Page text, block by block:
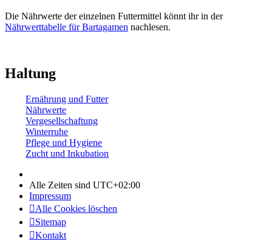
Die Nährwerte der einzelnen Futtermittel könnt ihr in der
Nährwerttabelle für Bartagamen nachlesen.
Haltung
Ernährung und Futter
Nährwerte
Vergesellschaftung
Winterruhe
Pflege und Hygiene
Zucht und Inkubation
Alle Zeiten sind UTC+02:00
Impressum
Alle Cookies löschen
Sitemap
Kontakt